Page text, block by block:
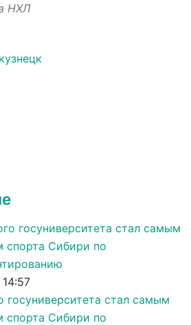
НХЛ
госуниверситета стал самым
Сибири по